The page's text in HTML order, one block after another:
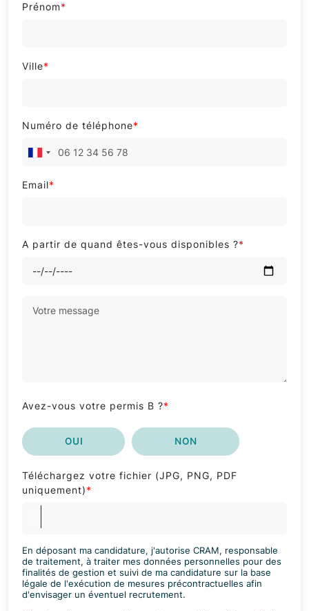
Prénom*
Ville*
Numéro de téléphone*
Email*
A partir de quand êtes-vous disponibles ?*
Avez-vous votre permis B ?*
OUI NON
Téléchargez votre fichier (JPG, PNG, PDF
uniquement)*
En déposant ma candidature, j'autorise CRAM, responsable
de traitement, à traiter mes données personnelles pour des
finalités de gestion et suivi de ma candidature sur la base
légale de l'exécution de mesures précontractuelles afin
d'envisager un éventuel recrutement.